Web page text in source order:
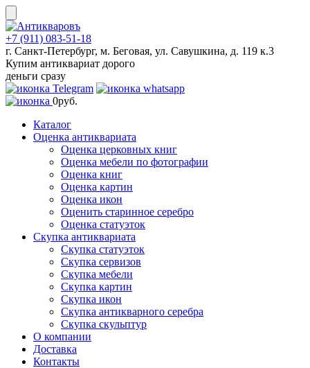
Skip
to
content
+7 (911) 083-51-18
г. Санкт-Петербург, м. Беговая, ул. Савушкина, д. 119 к.3
Купим антиквариат дорого
деньги сразу
0руб.
Каталог
Оценка антиквариата
Оценка церковных книг
Оценка мебели по фотографии
Оценка книг
Оценка картин
Оценка икон
Оценить старинное серебро
Оценка статуэток
Скупка антиквариата
Скупка статуэток
Скупка сервизов
Скупка мебели
Скупка картин
Скупка икон
Скупка антикварного серебра
Скупка скульптур
О компании
Доставка
Контакты